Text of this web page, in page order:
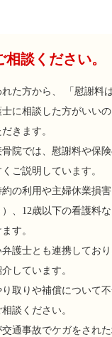
談ください。
た方から、 「慰謝料
に相談した方がいい
きます。
院では、慰謝料や保
ご説明しています。
約の利用や主婦休業損
）、12歳以下の看護料
す。
護士とも連携してお
しています。
取りや補償について
談ください。
通事故でケガをされた